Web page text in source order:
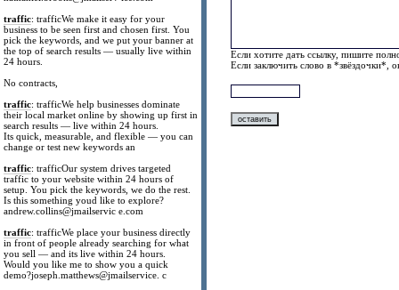
traffic: trafficWe make it easy for your
business to be seen first and chosen first. You
pick the keywords, and we put your banner at
the top of search results — usually live within
24 hours.
No contracts,
traffic: trafficWe help businesses dominate
their local market online by showing up first in
search results — live within 24 hours.
Its quick, measurable, and flexible — you can
change or test new keywords an
traffic: trafficOur system drives targeted
traffic to your website within 24 hours of
setup. You pick the keywords, we do the rest.
Is this something youd like to explore?
andrew.collins@jmailservic e.com
traffic: trafficWe place your business directly
in front of people already searching for what
you sell — and its live within 24 hours.
Would you like me to show you a quick
demo?joseph.matthews@jmailservice. c
Если хотите дать ссылку, пишите
Если заключить слово в *звёздочки*,